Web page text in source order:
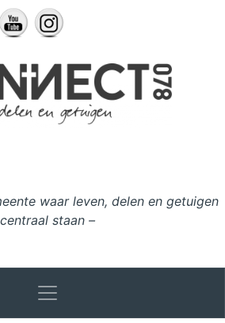
waar leven, delen en getuigen
centraal staan –